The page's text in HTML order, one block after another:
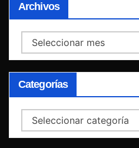
Archivos
Archivos
Categorías
Categorías